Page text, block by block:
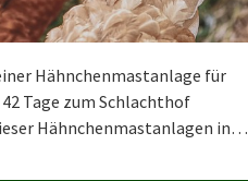
Hähnchenmastanlage für
Tage zum Schlachthof
Hähnchenmastanlagen in…